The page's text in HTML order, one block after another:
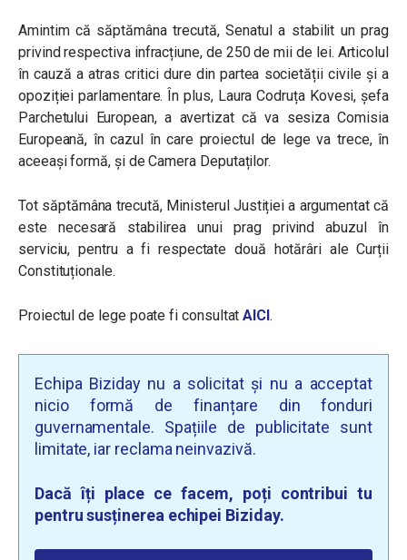
Amintim că săptămâna trecută, Senatul a stabilit un prag
privind respectiva infracțiune, de 250 de mii de lei. Articolul
în cauză a atras critici dure din partea societății civile și a
opoziției parlamentare. În plus, Laura Codruța Kovesi, șefa
Parchetului European, a avertizat că va sesiza Comisia
Europeană, în cazul în care proiectul de lege va trece, în
aceeași formă, și de Camera Deputaților.
Tot săptămâna trecută, Ministerul Justiției a argumentat că
este necesară stabilirea unui prag privind abuzul în
serviciu, pentru a fi respectate două hotărâri ale Curții
Constituționale.
Proiectul de lege poate fi consultatAICI.
Echipa Biziday nu a solicitat și nu a acceptat
nicio formă de finanțare din fonduri
guvernamentale. Spațiile de publicitate sunt
limitate, iar reclama neinvazivă.
Dacă îți place ce facem, poți contribui tu
pentru susținerea echipei Biziday.